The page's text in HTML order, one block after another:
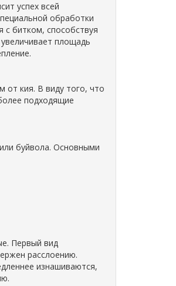
успех всей
обработки
с битком, способствуя
площадь
от кия. В виду того, что
подходящие
буйвола. Основными
Первый вид
расслоению.
изнашиваются,